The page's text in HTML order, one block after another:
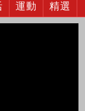
運動 精選